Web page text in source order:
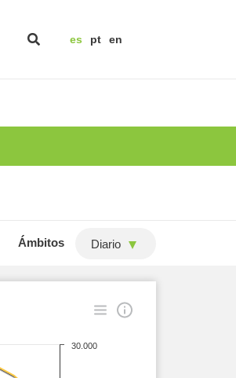
es pt en
Ámbitos Diario
30.000